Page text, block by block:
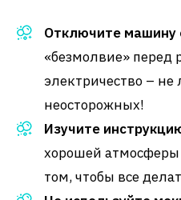
Отключите машину
«безмолвие» перед
электричество –
неосторожных!
Изучите
хорошей атмосферы
том, чтобы все